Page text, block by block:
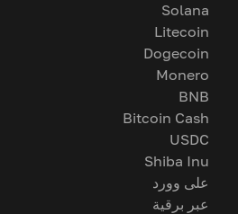
Solana
Litecoin
Dogecoin
Monero
BNB
Bitcoin Cash
USDC
Shiba Inu
على وورد
عبر برقية